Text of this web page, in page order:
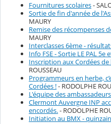
Fournitures scolaires-
Sortie de fin d'année de
MAURY
Remise des récompenses
MAURY
Interclasses 6ème -
Info FSE - Sortie LE PAL 5e
Inscription aux Cordées de
ROUSSEAU
Programmeurs en herbe,
Cordées !- RODOLPHE
L'équipe des
Clermont Auvergne INP
encordés.- RODOLPHE
Initiation au BMX -